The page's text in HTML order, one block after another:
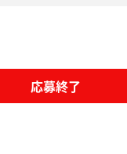
応募終了